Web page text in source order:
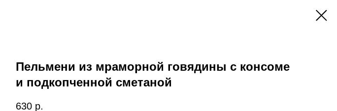
Пельмени из мраморной говядины с консоме
и подкопченной сметаной
630 р.